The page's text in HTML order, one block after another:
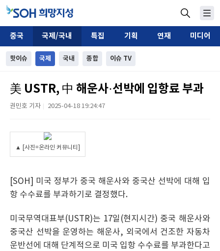
중국 국제/국내 특집 기획 연재 미디어
핫이슈 국제 국내 종합 이슈 TV
美 USTR, 中 해운사·선박에 입항료 부과
권민호 기자 2025-04-18 19:24:47
▲ [사진=온라인 커뮤니티]
[SOH] 미국 정부가 중국 해운사와 중국산 선박에 대해 입
항 수수료를 부과하기로 결정했다.
미국무역대표부(USTR)는 17일(현지시간) 중국 해운사와
중국산 선박을 운영하는 해운사, 외국에서 건조한 자동차
운반선에 대해 단계적으로 미국 입항 수수료를 부과한다고